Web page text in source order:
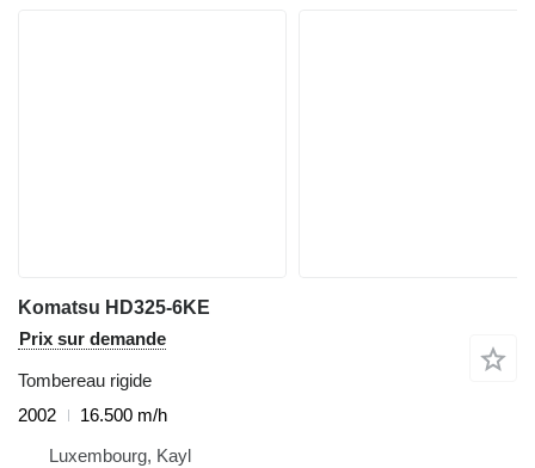
Komatsu HD325-6KE
Prix sur demande
Tombereau rigide
2002
16.500 m/h
Luxembourg, Kayl